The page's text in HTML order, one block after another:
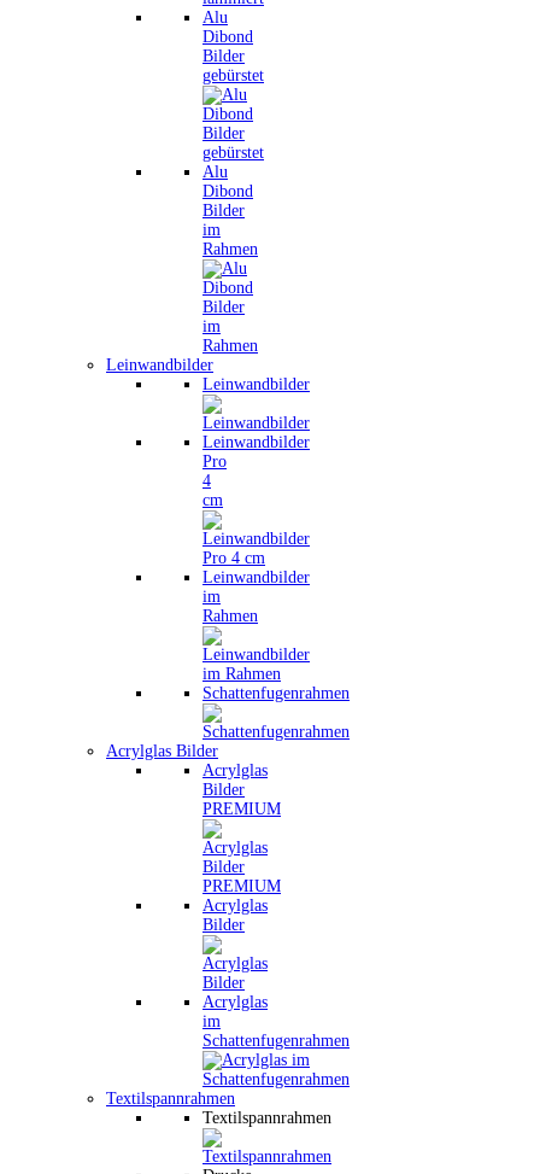
Alu
Dibond
Bilder
gebürstet
Alu
Dibond
Bilder
im
Rahmen
Leinwandbilder
Leinwandbilder
Leinwandbilder
Pro
4
cm
Leinwandbilder
im
Rahmen
Schattenfugenrahmen
Acrylglas Bilder
Acrylglas
Bilder
PREMIUM
Acrylglas
Bilder
Acrylglas
im
Schattenfugenrahmen
Textilspannrahmen
Textilspannrahmen